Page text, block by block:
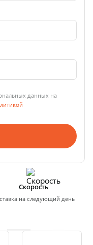
данных на
Скорость
на следующий день